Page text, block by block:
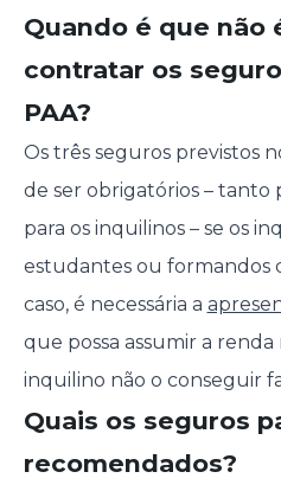
Quando é que não
contratar os
PAA?
Os três seguros previstos
de ser obrigatórios – tanto
para os inquilinos – se os
estudantes ou formandos
caso, é necessária a
que possa assumir a
inquilino não o conseguir
Quais os seguros
recomendados?